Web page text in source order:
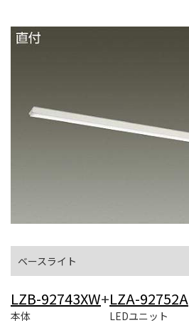
ベースライト
LZB-92743XW+
本体
LZA-92752A
LEDユニット